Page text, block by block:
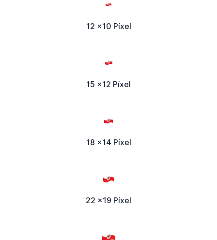
12 x10 Píxel
15 x12 Píxel
18 x14 Píxel
22 x19 Píxel